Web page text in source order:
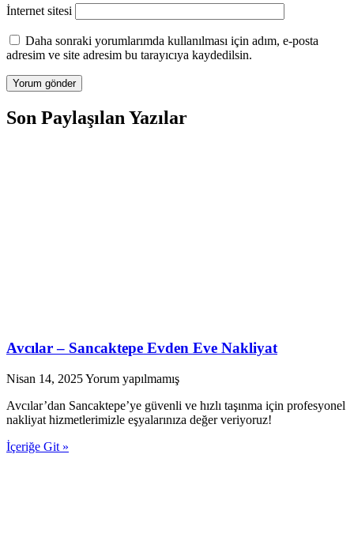
İnternet sitesi
Daha sonraki yorumlarımda kullanılması için adım, e-posta
adresim ve site adresim bu tarayıcıya kaydedilsin.
Son Paylaşılan Yazılar
Avcılar – Sancaktepe Evden Eve Nakliyat
Nisan 14, 2025Yorum yapılmamış
Avcılar’dan Sancaktepe’ye güvenli ve hızlı taşınma için profesyonel
nakliyat hizmetlerimizle eşyalarınıza değer veriyoruz!
İçeriğe Git »